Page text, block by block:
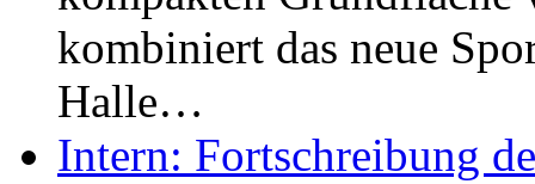
kombiniert das neue
Halle…
Intern: Fortschreibung